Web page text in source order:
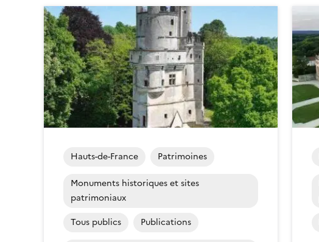
Hauts-de-France Patrimoines
Monuments historiques et sites
patrimoniaux
Tous publics
Publications